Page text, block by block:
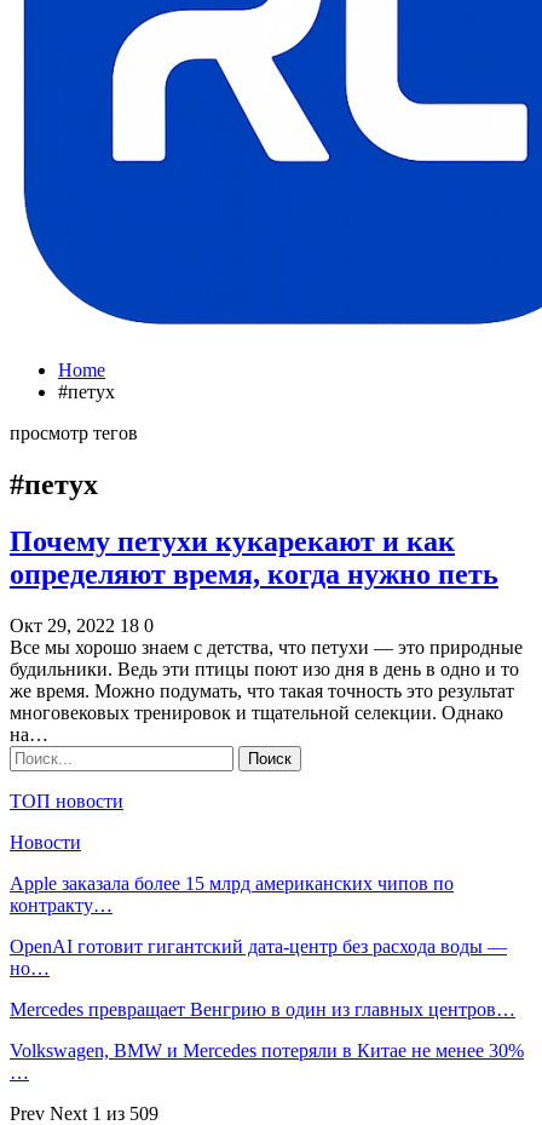
Home
#петух
просмотр тегов
#петух
Почему петухи кукарекают и как
определяют время, когда нужно петь
Окт 29, 2022 18 0
Все мы хорошо знаем с детства, что петухи — это природные
будильники. Ведь эти птицы поют изо дня в день в одно и то
же время. Можно подумать, что такая точность это результат
многовековых тренировок и тщательной селекции. Однако
на…
ТОП новости
Новости
Apple заказала более 15 млрд американских чипов по
контракту…
OpenAI готовит гигантский дата-центр без расхода воды —
но…
Mercedes превращает Венгрию в один из главных центров…
Volkswagen, BMW и Mercedes потеряли в Китае не менее 30%
…
Prev Next 1 из 509